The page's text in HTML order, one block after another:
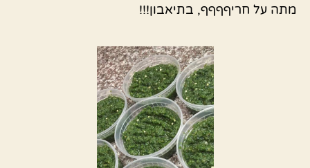
מתה על חריףףףף, בתיאבון!!!